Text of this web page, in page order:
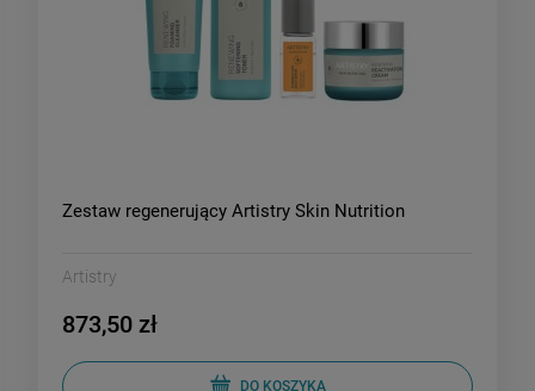
Zestaw regenerujący Artistry Skin Nutrition
Artistry
873,50 zł
DO KOSZYKA